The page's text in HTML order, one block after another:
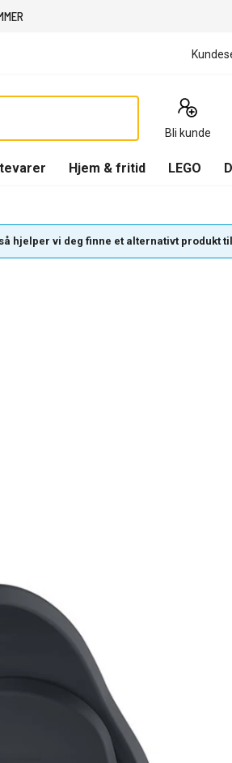
Bli kunde
Hjem & fritid LEGO
så hjelper vi deg finne et alternativt produkt